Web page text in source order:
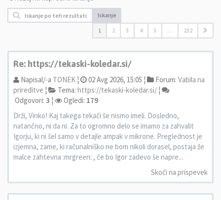
Iskanje
1 2 3 4 5 … 232
Re: https://tekaski-koledar.si/
Napisal/-a TONEK ¦ 02 Avg 2026, 15:05 ¦ Forum: Vabila na
prireditve ¦ Tema: https://tekaski-koledar.si/ ¦
Odgovori: 3 ¦ Ogledi: 179
Drži, Vinko! Kaj takega tekači še nismo imeli. Dosledno,
natančno, ni da ni. Za to ogromno delo se imamo za zahvalit
Igorju, ki ni šel samo v detajle ampak v mikrone. Preglednost je
izjemna, zame, ki računalniško ne bom nikoli dorasel, postaja že
malce zahtevna :mrgreen: , če bo Igor zadevo še napre...
Skoči na prispevek